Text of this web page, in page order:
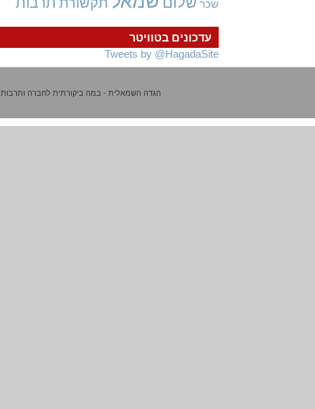
עדכונים בטוויטר
Tweets by @HagadaSite
שכר
הגדה השמאלית - במה ביקורתית לחברה ותרבות